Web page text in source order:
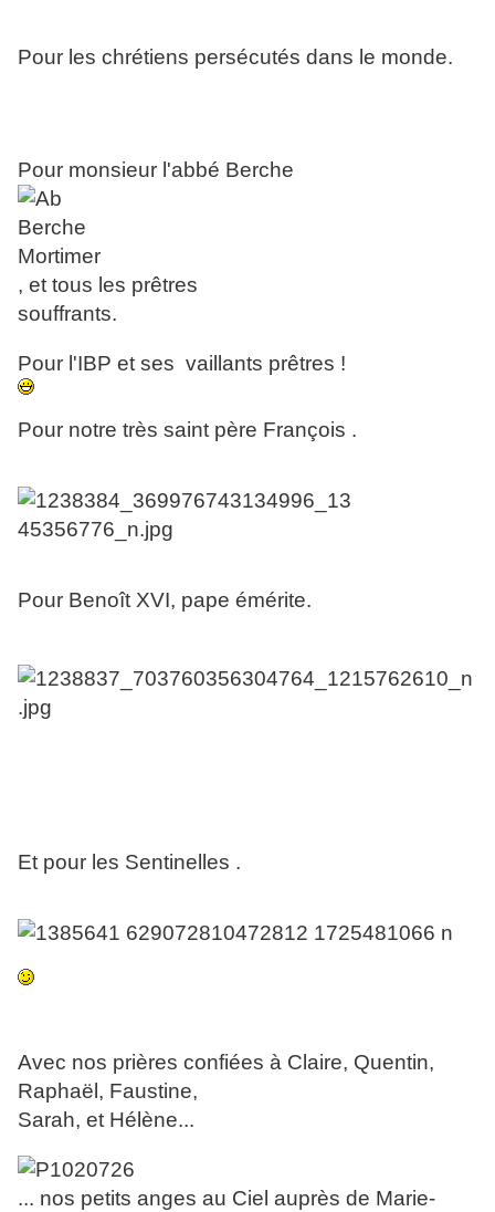
Pour les chrétiens persécutés dans le monde.
Pour monsieur l'abbé Berche
, et tous les prêtres
souffrants.
Pour l'IBP et ses vaillants prêtres !
Pour notre très saint père François .
Pour Benoît XVI, pape émérite.
Et pour les Sentinelles .
Avec nos prières confiées à Claire, Quentin,
Raphaël, Faustine,
Sarah, et Hélène...
... nos petits anges au Ciel auprès de Marie-